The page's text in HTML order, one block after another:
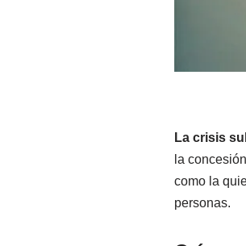
La crisis
la
como la
personas.